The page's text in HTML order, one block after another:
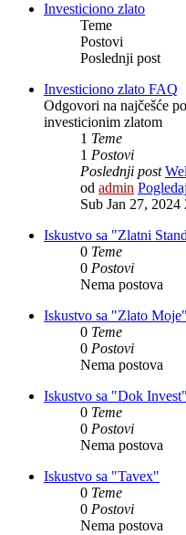
Investiciono zlato
Teme
Postovi
Poslednji post
Investiciono zlato FAQ
Odgovori na najčešće
investicionim zlatom
1 Teme
1 Postovi
Poslednji post
od admin
Sub Jan 27, 2024
Iskustvo sa "Zlatni
0 Teme
0 Postovi
Nema postova
Iskustvo sa "Zlato Moje"
0 Teme
0 Postovi
Nema postova
Iskustvo sa "Dok Invest"
0 Teme
0 Postovi
Nema postova
Iskustvo sa "Tavex"
0 Teme
0 Postovi
Nema postova